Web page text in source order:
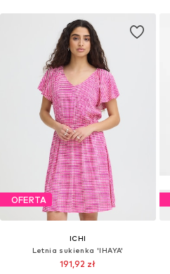
OFERTA
ICHI
Letnia sukienka 'IHAYA'
191,92 zł